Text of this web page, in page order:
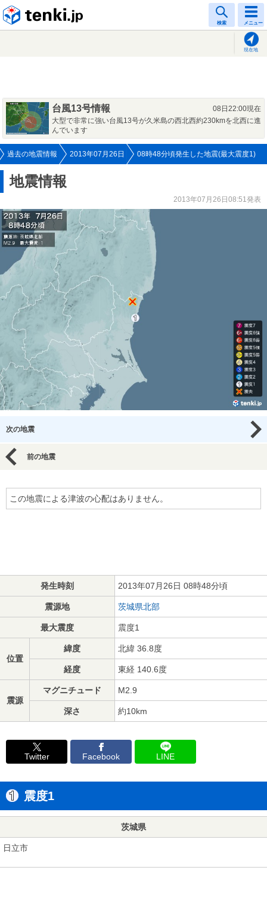
検索 メニュー
現在地
台風13号情報
08日22:00現在
大型で非常に強い台風13号が久米島の西北西約230kmを北西に進
んでいます
過去の地震情報 2013年07月26日 08時48分頃発生した地震(最大震度1)
地震情報
2013年07月26日08:51発表
次の地震
前の地震
この地震による津波の心配はありません。
発生時刻 2013年07月26日 08時48分頃
震源地 茨城県北部
最大震度 震度1
位置
緯度 北緯 36.8度
経度 東経 140.6度
震源
マグニチュード M2.9
深さ 約10km
Twitter Facebook LINE
震度1
茨城県
日立市